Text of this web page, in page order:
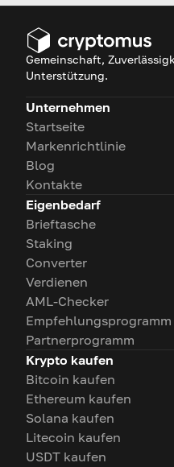
Gemeinschaft,
Unterstützung.
Unternehmen
Startseite
Markenrichtlinie
Blog
Kontakte
Eigenbedarf
Brieftasche
Staking
Converter
Verdienen
AML-Checker
Empfehlungsprogramm
Partnerprogramm
Krypto kaufen
Bitcoin kaufen
Ethereum kaufen
Solana kaufen
Litecoin kaufen
USDT kaufen